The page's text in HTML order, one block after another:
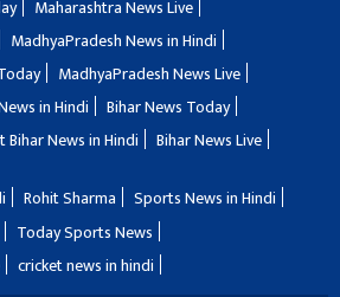
Maharashtra News Live
MadhyaPradesh News in Hindi
MadhyaPradesh News Live
in Hindi
Bihar News Today
Bihar News in Hindi Bihar News Live
Rohit Sharma
Sports News in Hindi
Today Sports News
cricket news in hindi